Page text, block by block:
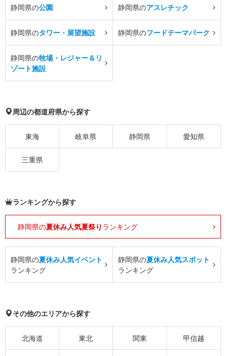
静岡県の公園 静岡県のアスレチック
静岡県のタワー・展望施設 静岡県のフードテーマパーク
静岡県の牧場・レジャー＆リ
ゾート施設
周辺の都道府県から探す
東海 岐阜県 静岡県 愛知県
三重県
ランキングから探す
静岡県の夏休み人気夏祭り ランキング
静岡県の夏休み人気イベント
ランキング
静岡県の夏休み人気スポット
ランキング
その他のエリアから探す
北海道 東北 関東 甲信越